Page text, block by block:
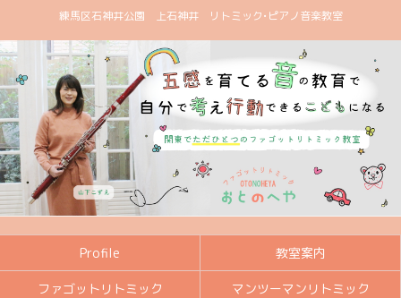
練馬区石神井公園 上石神井 リトミック•ピアノ音楽教室
Profile 教室案内
ファゴットリトミック マンツーマンリトミック